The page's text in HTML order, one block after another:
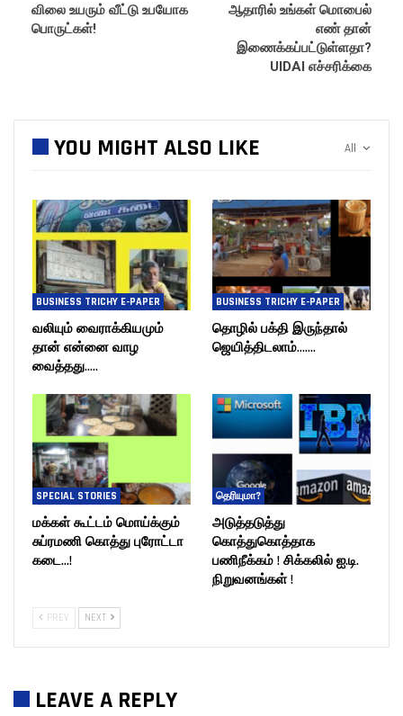
விலை உயரும் வீட்டு உபயோக
பொருட்கள்!
ஆதாரில் உங்கள் மொபைல்
எண் தான்
இணைக்கப்பட்டுள்ளதா?
UIDAI எச்சரிக்கை
All
YOU MIGHT ALSO LIKE
BUSINESS TRICHY E-PAPER
வலியும் வைராக்கியமும்
தான் என்னை வாழ
வைத்தது…..
BUSINESS TRICHY E-PAPER
தொழில் பக்தி இருந்தால்
ஜெயித்திடலாம்…….
SPECIAL STORIES
மக்கள் கூட்டம் மொய்க்கும்
சுப்ரமணி கொத்து புரோட்டா
கடை…!
தெரியுமா?
அடுத்தடுத்து
கொத்துகொத்தாக
பணிநீக்கம் ! சிக்கலில் ஐ.டி.
நிறுவனங்கள் !
PREV NEXT
LEAVE A REPLY